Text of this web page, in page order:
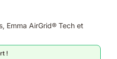
Emma AirGrid® Tech et
!